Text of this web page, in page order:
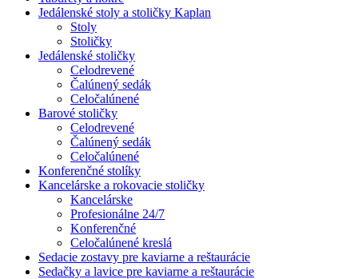
Jedálenské stoly a stoličky Kaplan
Stoly
Stoličky
Jedálenské stoličky
Celodrevené
Čalúnený sedák
Celočalúnené
Barové stoličky
Celodrevené
Čalúnený sedák
Celočalúnené
Konferenčné stolíky
Kancelárske a rokovacie stoličky
Kancelárske
Profesionálne 24/7
Konferenčné
Celočalúnené kreslá
Sedacie zostavy pre kaviarne a reštaurácie
Sedačky a lavice pre kaviarne a reštaurácie